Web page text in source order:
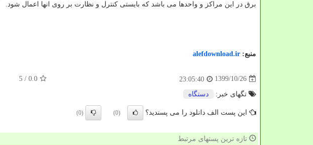
برق در این مراکز و واحدها می باشد که بایستی کنترل و نظارت بر روی انها اعمال شود.
منبع: alefdownload.ir
1399/10/26
23:05:40
0.0
/ 5
تگهای خبر: دستگاه
این پست الف دانلود را می پسندید؟ (0)
(0)
تازه ترین پستهای مرتبط